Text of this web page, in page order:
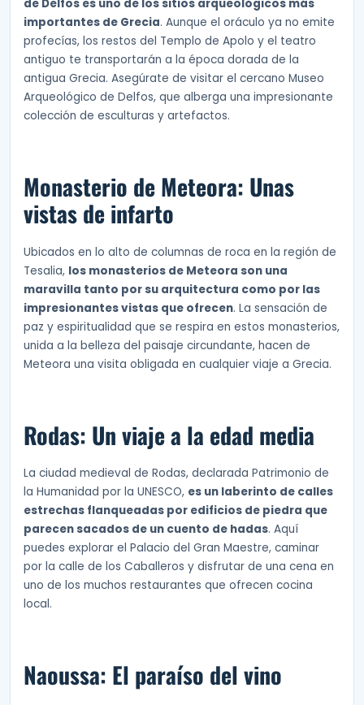
de Delfos es uno de los sitios arqueológicos más
importantes de Grecia. Aunque el oráculo ya no emite
profecías, los restos del Templo de Apolo y el teatro
antiguo te transportarán a la época dorada de la
antigua Grecia. Asegúrate de visitar el cercano Museo
Arqueológico de Delfos, que alberga una impresionante
colección de esculturas y artefactos.
Monasterio de Meteora: Unas
vistas de infarto
Ubicados en lo alto de columnas de roca en la región de
Tesalia, los monasterios de Meteora son una
maravilla tanto por su arquitectura como por las
impresionantes vistas que ofrecen. La sensación de
paz y espiritualidad que se respira en estos monasterios,
unida a la belleza del paisaje circundante, hacen de
Meteora una visita obligada en cualquier viaje a Grecia.
Rodas: Un viaje a la edad media
La ciudad medieval de Rodas, declarada Patrimonio de
la Humanidad por la UNESCO, es un laberinto de calles
estrechas flanqueadas por edificios de piedra que
parecen sacados de un cuento de hadas. Aquí
puedes explorar el Palacio del Gran Maestre, caminar
por la calle de los Caballeros y disfrutar de una cena en
uno de los muchos restaurantes que ofrecen cocina
local.
Naoussa: El paraíso del vino